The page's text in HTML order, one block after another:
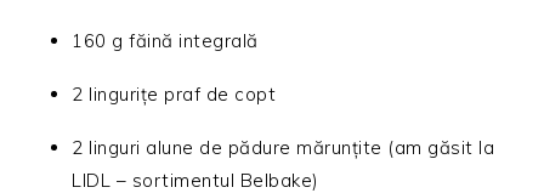
160 g făină integrală
2 lingurițe praf de copt
2 linguri alune de pădure mărunțite (am găsit la
LIDL – sortimentul Belbake)